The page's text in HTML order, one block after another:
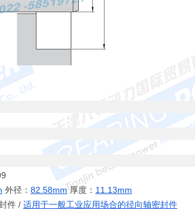
外径： 82.58mm厚度： 11.13mm
件 / 适用于一般工业应用场合的径向轴密封件